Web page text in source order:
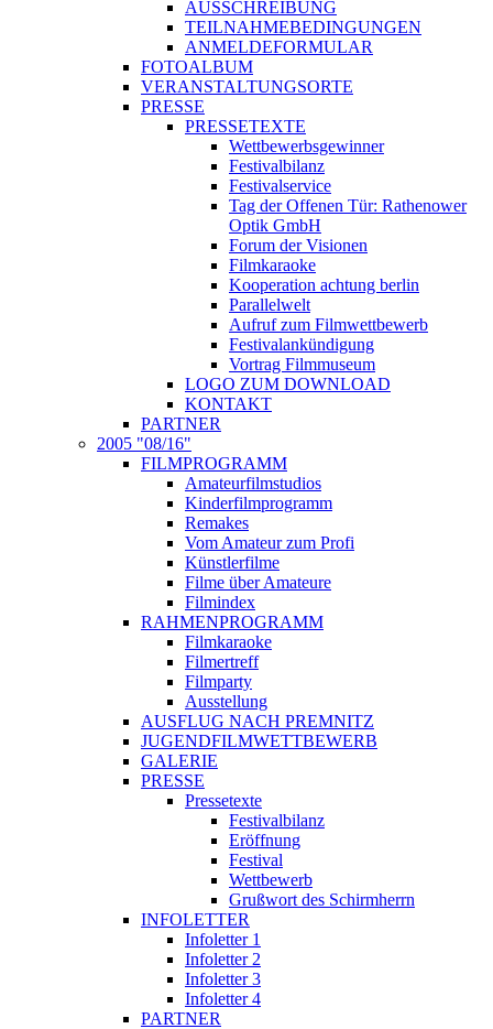
AUSSCHREIBUNG
TEILNAHMEBEDINGUNGEN
ANMELDEFORMULAR
FOTOALBUM
VERANSTALTUNGSORTE
PRESSE
PRESSETEXTE
Wettbewerbsgewinner
Festivalbilanz
Festivalservice
Tag der Offenen Tür: Rathenower
Optik GmbH
Forum der Visionen
Filmkaraoke
Kooperation achtung berlin
Parallelwelt
Aufruf zum Filmwettbewerb
Festivalankündigung
Vortrag Filmmuseum
LOGO ZUM DOWNLOAD
KONTAKT
PARTNER
2005 "08/16"
FILMPROGRAMM
Amateurfilmstudios
Kinderfilmprogramm
Remakes
Vom Amateur zum Profi
Künstlerfilme
Filme über Amateure
Filmindex
RAHMENPROGRAMM
Filmkaraoke
Filmertreff
Filmparty
Ausstellung
AUSFLUG NACH PREMNITZ
JUGENDFILMWETTBEWERB
GALERIE
PRESSE
Pressetexte
Festivalbilanz
Eröffnung
Festival
Wettbewerb
Grußwort des Schirmherrn
INFOLETTER
Infoletter 1
Infoletter 2
Infoletter 3
Infoletter 4
PARTNER